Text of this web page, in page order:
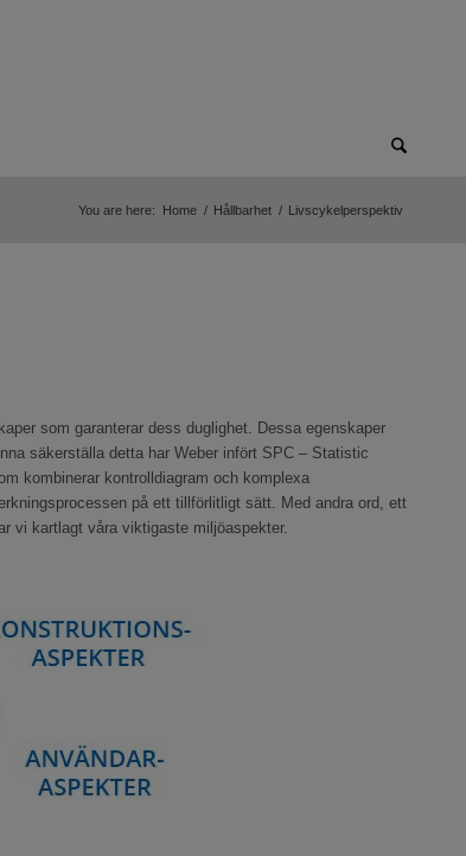
You are here: Home / Hållbarhet / Livscykelperspektiv
som garanterar dess duglighet. Dessa egenskaper
säkerställa detta har Weber infört SPC – Statistic
kombinerar kontrolldiagram och komplexa
på ett tillförlitligt sätt. Med andra ord, ett
vi kartlagt våra viktigaste miljöaspekter.